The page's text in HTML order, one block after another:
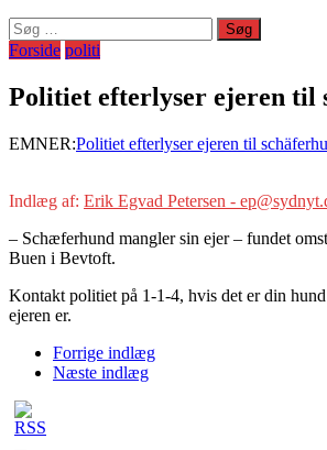
Søg
efter:
Forside politi
Politiet efterlyser ejeren til
EMNER:Politiet efterlyser ejeren til
Indlæg af: Erik Egvad Petersen -
– Schæferhund mangler sin ejer – fundet
Buen i Bevtoft.
Kontakt politiet på 1-1-4, hvis det er din
ejeren er.
Forrige indlæg
Næste indlæg